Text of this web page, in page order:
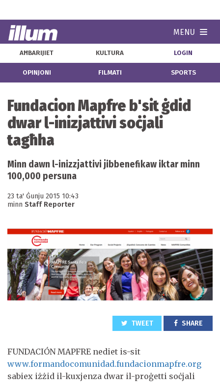
MENU
AĦBARIJIET KULTURA LOGIN
OPINJONI FILMATI SPORTS
Fundacion Mapfre b'sit ġdid
dwar l-inizjattivi soċjali
tagħha
Minn dawn l-inizzjattivi jibbenefikaw iktar minn
100,000 persuna
23 ta' Ġunju 2015 10:43
minn Staff Reporter
TWEET SHARE
FUNDACIÓN MAPFRE nediet is-sit
www.formandocomunidad.fundacionmapfre.org
sabiex iżżid il-kuxjenza dwar il-proġetti soċjali